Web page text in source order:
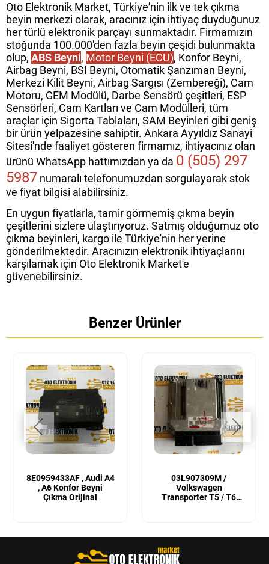
Oto Elektronik Market, Türkiye'nin ilk ve tek çıkma
beyin merkezi olarak, aracınız için ihtiyaç duyduğunuz
her türlü elektronik parçayı sunmaktadır. Firmamızın
stoğunda 100.000'den fazla beyin çeşidi bulunmakta
olup, ABS Beyni, Motor Beyni (ECU), Konfor Beyni,
Airbag Beyni, BSI Beyni, Otomatik Şanzıman Beyni,
Merkezi Kilit Beyni, Airbag Sargısı (Zembereği), Cam
Motoru, GEM Modülü, Darbe Sensörü çeşitleri, ESP
Sensörleri, Cam Kartları ve Cam Modülleri, tüm
araçlar için Sigorta Tablaları, SAM Beyinleri gibi geniş
bir ürün yelpazesine sahiptir. Ankara Ayyıldız Sanayi
Sitesi'nde faaliyet gösteren firmamız, ihtiyacınız olan
ürünü WhatsApp hattımızdan ya da 0 (505) 297
5987 numaralı telefonumuzdan sorgulayarak stok
ve fiyat bilgisi alabilirsiniz.
En uygun fiyatlarla, tamir görmemiş çıkma beyin
çeşitlerini sizlere ulaştırıyoruz. Satmış olduğumuz oto
çıkma beyinleri, kargo ile Türkiye'nin her yerine
gönderilmektedir. Aracınızın elektronik ihtiyaçlarını
karşılamak için Oto Elektronik Market'e
güvenebilirsiniz.
Benzer Ürünler
8E0959433AF , Audi A4
, A6 Konfor Beyni
Çıkma Orijinal
03L907309M /
Volkswagen
Transporter T5 / T6